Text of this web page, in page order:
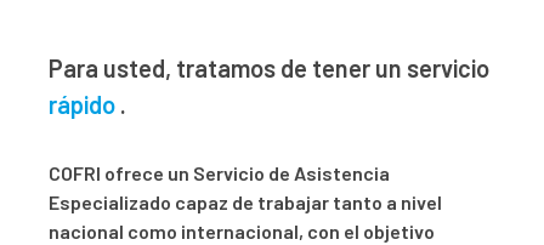
Para usted, tratamos de tener un servicio
rápido .
COFRI ofrece un Servicio de Asistencia
Especializado capaz de trabajar tanto a nivel
nacional como internacional, con el objetivo